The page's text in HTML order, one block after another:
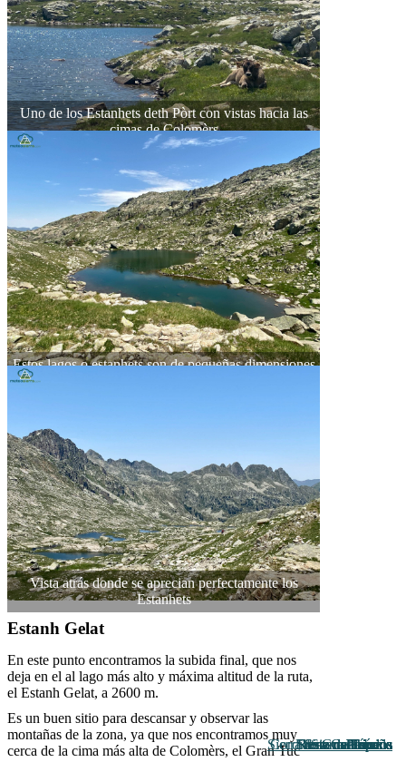
Uno de los Estanhets deth Pòrt con vistas hacia las
cimas de Colomèrs
Estos lagos o estanhets son de pequeñas dimensiones
Vista atrás donde se aprecian perfectamente los
Estanhets
Estanh Gelat
En este punto encontramos la subida final, que nos
deja en el al lago más alto y máxima altitud de la ruta,
el Estanh Gelat, a 2600 m.
Es un buen sitio para descansar y observar las
montañas de la zona, ya que nos encontramos muy
cerca de la cima más alta de Colomèrs, el Gran TucSierra de Gredos
Pirineos
Pirineos
Pirineos
Pirineos
Cordillera Cantábrica
Sierra de Guadarrama
Resto de España
Pirineos
Sistema Ibérico
Sierra Nevada
Resto de España